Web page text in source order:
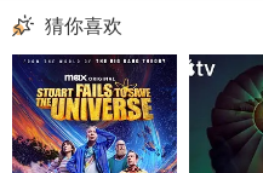
猜你喜欢